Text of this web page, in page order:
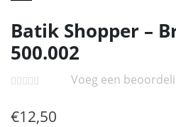
Batik Shopper –
500.002
Voeg een
€12,50